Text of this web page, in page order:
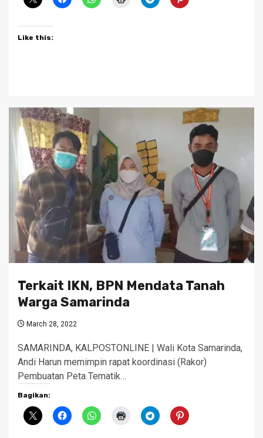
Like this:
Terkait IKN, BPN Mendata Tanah
Warga Samarinda
March 28, 2022
SAMARINDA, KALPOSTONLINE | Wali Kota Samarinda,
Andi Harun memimpin rapat koordinasi (Rakor)
Pembuatan Peta Tematik…
Bagikan: